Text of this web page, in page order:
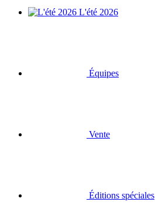
L'été 2026
Équipes
Vente
Éditions spéciales